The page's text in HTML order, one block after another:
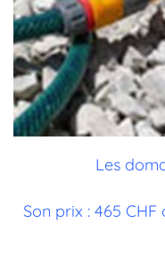
Les
Son prix : 465